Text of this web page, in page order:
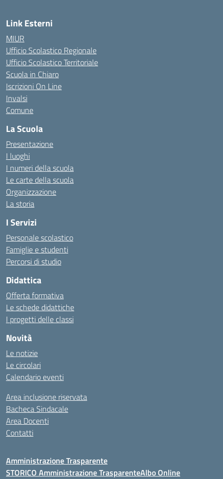
Link Esterni
MIUR
Ufficio Scolastico Regionale
Ufficio Scolastico Territoriale
Scuola in Chiaro
Iscrizioni On Line
Invalsi
Comune
La Scuola
Presentazione
I luoghi
I numeri della scuola
Le carte della scuola
Organizzazione
La storia
I Servizi
Personale scolastico
Famiglie e studenti
Percorsi di studio
Didattica
Offerta formativa
Le schede didattiche
I progetti delle classi
Novità
Le notizie
Le circolari
Calendario eventi
Area inclusione riservata
Bacheca Sindacale
Area Docenti
Contatti
Amministrazione Trasparente
STORICO Amministrazione TrasparenteAlbo Online